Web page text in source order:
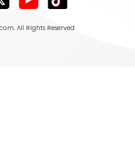
, All Rights Reserved